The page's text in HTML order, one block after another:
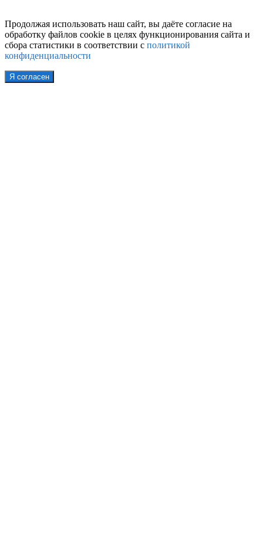
Продолжая использовать наш сайт, вы даёте согласие на
обработку файлов cookie в целях функционирования сайта и
сбора статистики в соответствии с политикой
конфиденциальности
Я согласен